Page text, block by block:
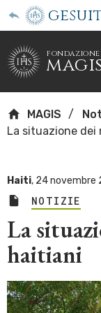
fondazione
MAGIS
La situazione
Haiti, 24 novembre
NOTIZIE
La
haitiani